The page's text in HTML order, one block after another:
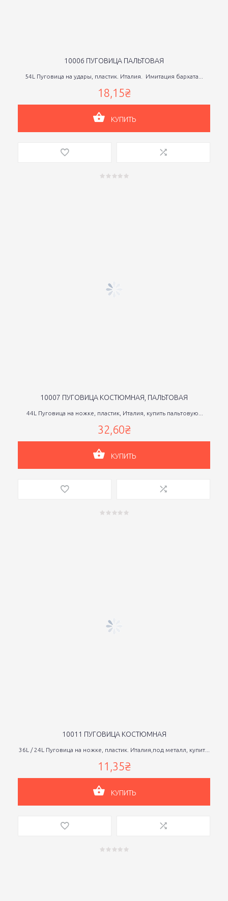
10006 ПУГОВИЦА ПАЛЬТОВАЯ
54L Пуговица на удары, пластик. Италия. Имитация бархата...
18,15₴
КУПИТЬ
10007 ПУГОВИЦА КОСТЮМНАЯ, ПАЛЬТОВАЯ
44L Пуговица на ножке, пластик, Италия, купить пальтовую...
32,60₴
КУПИТЬ
10011 ПУГОВИЦА КОСТЮМНАЯ
36L / 24L Пуговица на ножке, пластик. Италия,под металл, купит...
11,35₴
КУПИТЬ